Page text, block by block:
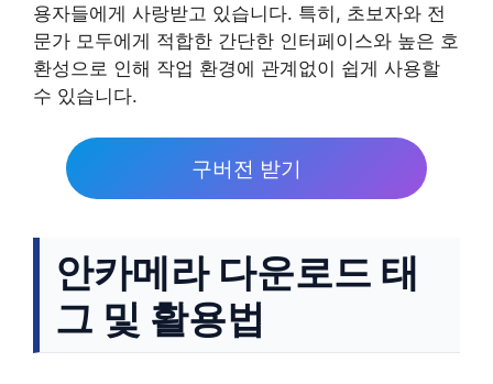
용자들에게 사랑받고 있습니다. 특히, 초보자와 전
문가 모두에게 적합한 간단한 인터페이스와 높은 호
환성으로 인해 작업 환경에 관계없이 쉽게 사용할
수 있습니다.
구버전 받기
안카메라 다운로드 태
그 및 활용법